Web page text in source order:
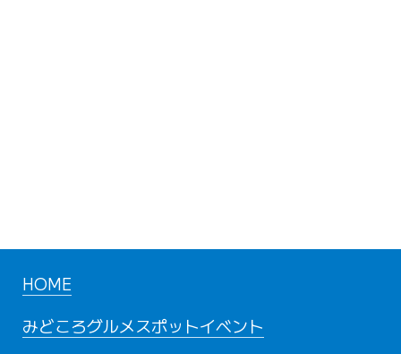
HOME
みどころグルメスポットイベント